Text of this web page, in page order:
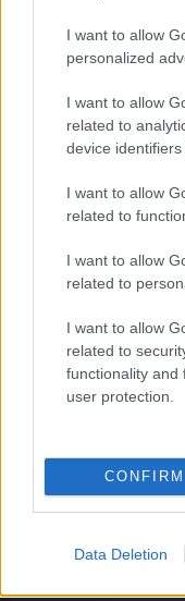
I want to allow
personalized
I want to allow
related to
device identifiers
I want to allow
related to
I want to allow
related to
I want to allow
related to
functionality and
user protection.
CONFIRM
Data Deletion
Allarmante
rapporto
2024. L’uomo
nettamente
rispetto alla
donna. Il
trappola?
ARTICOLI
perde la vita 52enne